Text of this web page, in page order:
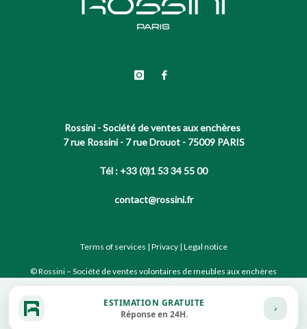
Rossini - Société de ventes aux enchères
7 rue Rossini - 7 rue Drouot - 75009 PARIS
Tél : +33 (0)1 53 34 55 00
contact@rossini.fr
Terms of services | Privacy| Legal notice
© Rossini – Société de ventes volontaires de meubles aux enchères
Site conçu par notre partenaire
ESTIMATION GRATUITE
Réponse en 24H.